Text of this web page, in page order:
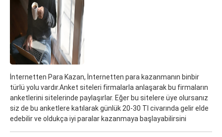
İnternetten Para Kazan, İnternetten para kazanmanın binbir
türlü yolu vardır.Anket siteleri firmalarla anlaşarak bu firmaların
anketlerini sitelerinde paylaşırlar. Eğer bu sitelere üye olursanız
siz de bu anketlere katılarak günlük 20-30 Tl civarında gelir elde
edebilir ve oldukça iyi paralar kazanmaya başlayabilirsini